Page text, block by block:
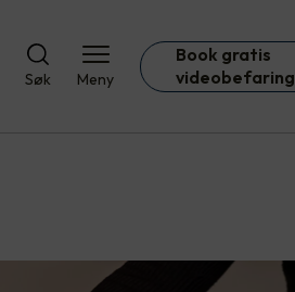
Søk Meny
Book gratis
videobefaring